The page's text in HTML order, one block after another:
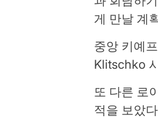
게 만날 계
중앙 키예
Klitschko
또 다른 로
적을 보았